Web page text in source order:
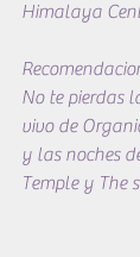
Himalaya
No te pierdas
vivo de
y las noches
Temple y The